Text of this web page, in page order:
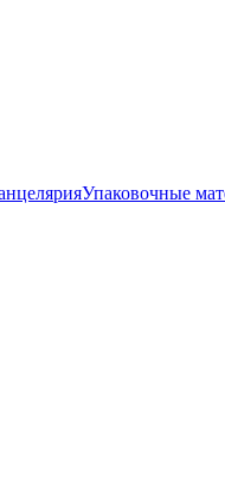
Упаковочные